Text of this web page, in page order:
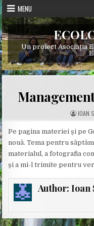
Skip
to
content
MENU
Un proiect Asociația
A
U
H
O
R
:
IOAN
Pe pagina materiei și pe
nouă. Tema pentru
materialul, a fotografia
și a mi-l trimite pentru
Author: Ioan